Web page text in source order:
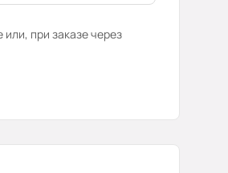
при заказе через